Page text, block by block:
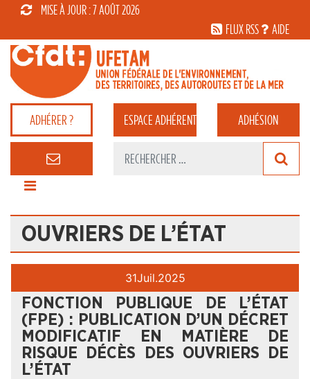
MISE À JOUR : 7 AOÛT 2026
FLUX RSS
AIDE
ADHÉRER ? ESPACEADHÉRENT ADHÉSION
OUVRIERS DE L’ÉTAT
31Juil.2025
FONCTION PUBLIQUE DE L’ÉTAT
(FPE) : PUBLICATION D’UN DÉCRET
MODIFICATIF EN MATIÈRE DE
RISQUE DÉCÈS DES OUVRIERS DE
L’ÉTAT